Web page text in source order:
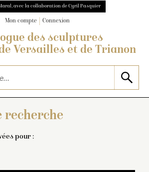
avec la collaboration de Cyril Pasquier
Mon compte Connexion
des sculptures
Versailles et de Trianon
recherche
pour :